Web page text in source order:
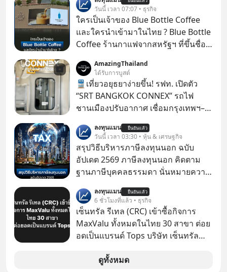
วันนี้ เวลา 07:07 • ธุรกิจ
ใครเป็นเจ้าของ Blue Bottle Coffee
และใครนำเข้ามาในไทย ? Blue Bottle
Coffee ร้านกาแฟจากสหรัฐฯ ที่ขึ้นชื่อ
แรกในประเทศไทย ที่ Central Park
AmazingThailand
ได้รับการบูสต์
🚆เที่ยวอยุธยาง่ายขึ้น! รฟท. เปิดตัว
“SRT BANGKOK CONNEX” รถไฟ
ชานเมืองปรับอากาศ เชื่อมกรุงเทพฯ–
ประสบการณ์ไปด้วยกัน ตั้งแค่วันที่ 1
สิงหาคม 2569 นี้! ค่าตั๋วเริ่มต้นเพียง 30
บาท เส้นทางให้บริการหลัก ได้แก่
สถานีกลางกรุงเทพอภิวัฒน์ →
ดอนเมือง → รังสิต → คลองพุทรา →
บางปะอิน → บ้านโพ → อยุธยา การ
รถไฟแห่งประเทศไทย ยกระดับบริการ
รถไฟชานเมืองด้วยขบวน SRT
BANGKOK CONNEX (BNEX) นำรถ
ดีเซลราง KIHA 40/48 จากประเทศญี่ปุ่น
มาปรับปรุงใหม่ทั้งคัน ปรับอากาศ ที่นั่ง
สบาย พร้อมขยายต้นทางมาที่สถานี
ลงทุนแมน ยืนยันแล้ว
วันนี้ เวลา 03:30 • หุ้น & เศรษฐกิจ
สรุปวิธีบริหารภาษีลงทุนนอก ฉบับ
อัปเดต 2569 ภาษีลงทุนนอก คิดตาม
ฐานภาษีบุคคลธรรมดา นั่นหมายความ
ลงทุนแมน ยืนยันแล้ว
6 ชั่วโมงที่แล้ว • ธุรกิจ
เซ็นทรัล รีเทล (CRC) เข้าซื้อกิจการ
MaxValu ทั้งหมดในไทย 30 สาขา ต่อย
อดเป็นแบรนด์ Tops บริษัท เซ็นทรัล
CRC แจ้งตลาดหลักทรัพย์ฯ ว่า บริษัท
ดูทั้งหมด